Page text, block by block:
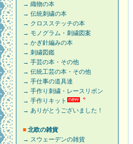
→ 織物の本
→ 伝統刺繍の本
→ クロスステッチの本
→ モノグラム・刺繍図案
→ かぎ針編みの本
→ 刺繍図鑑
→ 手芸の本・その他
→ 伝統工芸の本・その他
→ 手仕事の道具達
→ 手作り刺繍・レースリボン
→ 手作りキット
→ ありがとうございました！
■ 北欧の雑貨
→ スウェーデンの雑貨